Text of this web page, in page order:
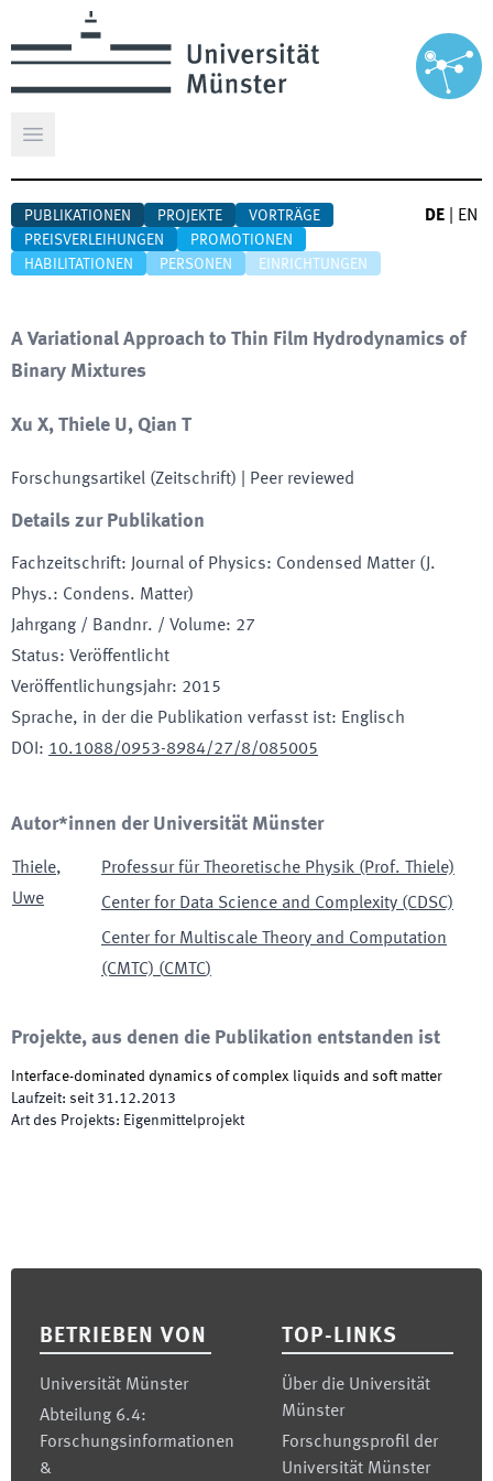
Hauptmenü öffnen
PUBLIKATIONEN PROJEKTE
VORTRÄGE
PREISVERLEIHUNGEN
PROMOTIONEN
HABILITATIONEN
PERSONEN EINRICHTUNGEN
DE EN
A Variational Approach to Thin Film Hydrodynamics of
Binary Mixtures
Xu X, Thiele U, Qian T
Forschungsartikel (Zeitschrift) | Peer reviewed
Details zur Publikation
Fachzeitschrift:
Journal of Physics: Condensed Matter (J.
Phys.: Condens. Matter)
Jahrgang / Bandnr. / Volume: 27
Status: Veröffentlicht
Veröffentlichungsjahr: 2015
Sprache, in der die Publikation verfasst ist: Englisch
DOI : 10.1088/0953-8984/27/8/085005
Autor*innen der Universität Münster
Thiele,
Uwe
Professur für Theoretische Physik (Prof. Thiele)
Center for Data Science and Complexity (CDSC)
Center for Multiscale Theory and Computation
(CMTC) (CMTC)
Projekte, aus denen die Publikation entstanden ist
Interface-dominated dynamics of complex liquids and soft matter
Laufzeit: seit 31.12.2013
Art des Projekts: Eigenmittelprojekt
BETRIEBEN VON
Universität Münster
Abteilung 6.4:
Forschungsinformationen
&
TOP-LINKS
Über die Universität
Münster
Forschungsprofil der
Universität Münster